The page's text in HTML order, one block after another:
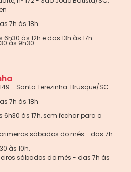
7h às 18h
às 12h e das 13h às 17h.
às 9h30.
- Santa Terezinha. Brusque/SC
7h às 18h
às 17h, sem fechar para o
sábados do mês - das 7h
às 10h.
sábados do mês - das 7h às